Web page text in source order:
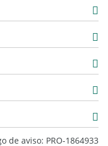
de aviso: PRO-1864933